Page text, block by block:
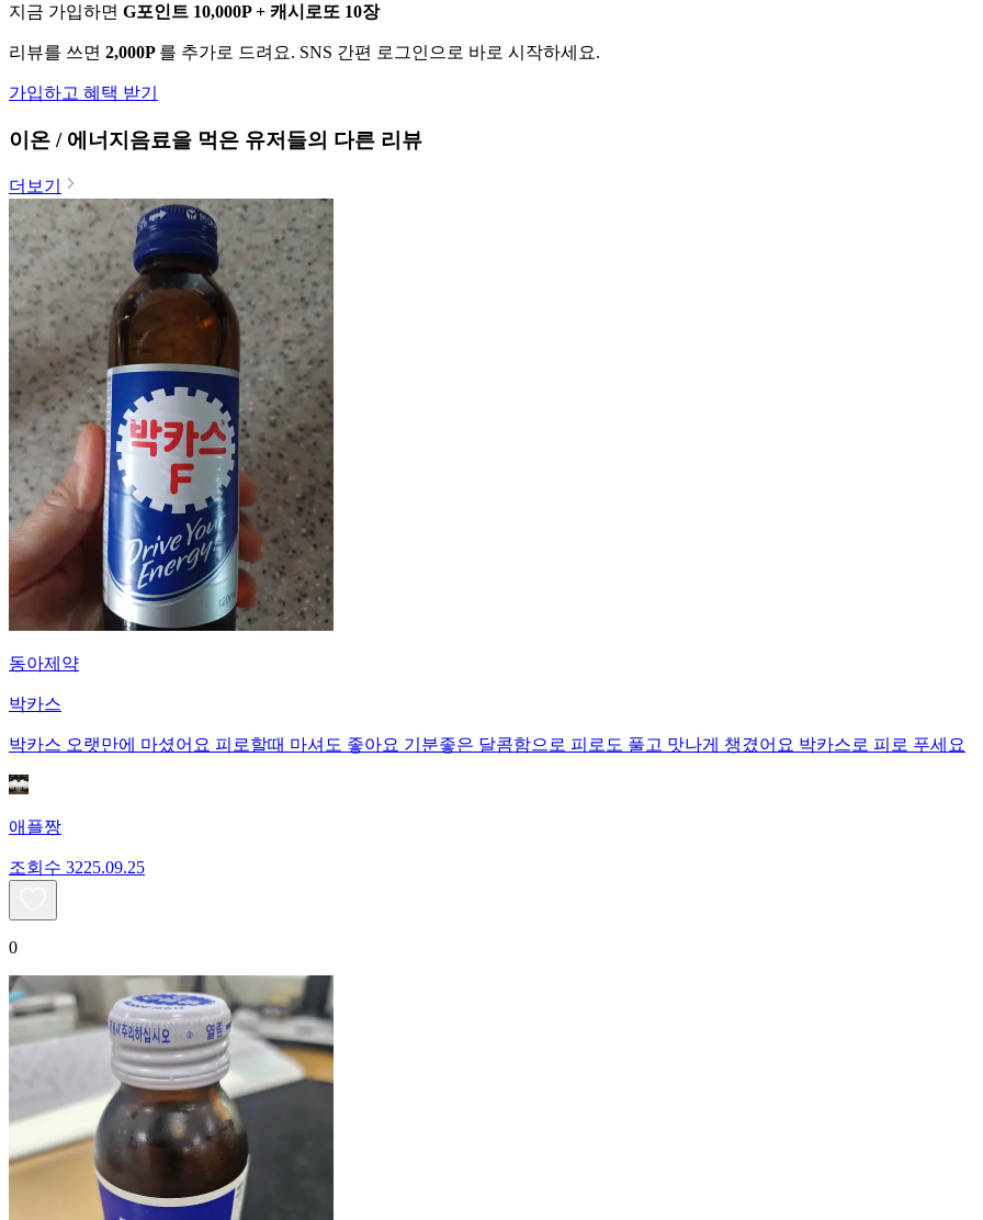
지금 가입하면 G포인트 10,000P + 캐시로또 10장
리뷰를 쓰면 2,000P 를 추가로 드려요. SNS 간편 로그인으로 바로 시작하세요.
가입하고 혜택 받기
이온 / 에너지음료을 먹은 유저들의 다른 리뷰
더보기
동아제약
박카스
박카스 오랫만에 마셨어요 피로할때 마셔도 좋아요 기분좋은 달콤함으로 피로도 풀고 맛나게 챙겼어요 박카스로 피로 푸세요
애플짱
조회수 3225.09.25
0